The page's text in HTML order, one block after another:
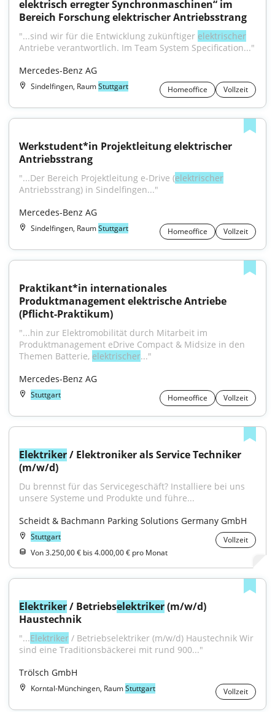
elektrisch erregter Synchronmaschinen“ im
Bereich Forschung elektrischer Antriebsstrang
"...sind wir für die Entwicklung zukünftiger elektrischer
Antriebe verantwortlich. Im Team System Specification..."
Mercedes-Benz AG
Sindelfingen, RaumStuttgart Homeoffice Vollzeit
Werkstudent*in Projektleitung elektrischer
Antriebsstrang
"...Der Bereich Projektleitung e-Drive (elektrischer
Antriebsstrang) in Sindelfingen..."
Mercedes-Benz AG
Sindelfingen, RaumStuttgart Homeoffice Vollzeit
Praktikant*in internationales
Produktmanagement elektrische Antriebe
(Pflicht-Praktikum)
"...hin zur Elektromobilität durch Mitarbeit im
Produktmanagement eDrive Compact & Midsize in den
Themen Batterie, elektrischer..."
Mercedes-Benz AG
Stuttgart Homeoffice Vollzeit
Elektriker / Elektroniker als Service Techniker
(m/w/d)
Du brennst für das Servicegeschäft? Installiere bei uns
unsere Systeme und Produkte und führe...
Scheidt & Bachmann Parking Solutions Germany GmbH
Stuttgart
Vollzeit
Von 3.250,00 € bis 4.000,00 € pro Monat
Elektriker / Betriebselektriker (m/w/d)
Haustechnik
"...Elektriker / Betriebselektriker (m/w/d) Haustechnik Wir
sind eine Traditions­bäckerei mit rund 900..."
Trölsch GmbH
Korntal-Münchingen, RaumStuttgart Vollzeit